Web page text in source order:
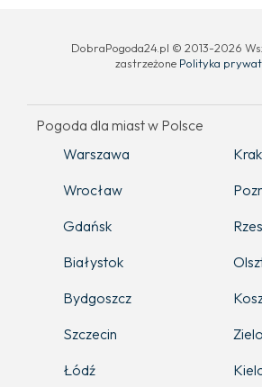
DobraPogoda24.pl © 2013-2026
zastrzeżone Polityka
Pogoda dla miast w Polsce
Warszawa
Wrocław
Gdańsk
Białystok
Bydgoszcz
Szczecin
Łódź